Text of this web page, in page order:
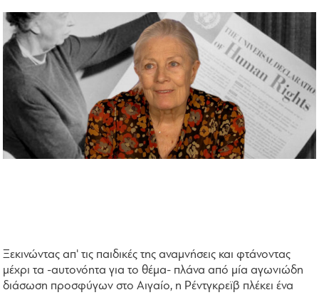
Ξεκινώντας απ' τις παιδικές της αναμνήσεις και φτάνοντας
μέχρι τα -αυτονόητα για το θέμα- πλάνα από μία αγωνιώδη
διάσωση προσφύγων στο Αιγαίο, η Ρέντγκρεϊβ πλέκει ένα